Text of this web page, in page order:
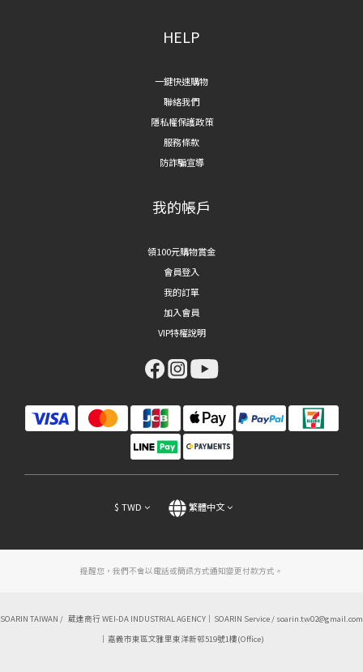
HELP
一鍵快速購物
聯絡我們
隱私權保護政策
服務條款
防詐騙宣導
我的帳戶
領100元購物賞金
會員登入
我的訂單
加入會員
VIP特權說明
$ TWD 繁體中文
提醒您，我們不會以電話或簡訊方式通知變更付款方式。
SOARIN TAIWAN / 葳達商行 WEI-DA INDUSTRIAL AGENCY｜SOARIN Service / soarin.tw02@gmail.com
｜嘉義市東區文雅里東洋新邨519號1樓(Office)